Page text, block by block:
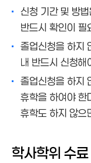
신청 기간 및 방
반드시 확인이 필
졸업신청을 하지
내 반드시 신청해
졸업신청을 하지
휴학을 하여야 한
휴학도 하지 않으
학사학위 수료